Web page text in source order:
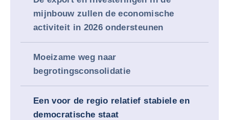
mijnbouw zullen de economische
activiteit in 2026 ondersteunen
Moeizame weg naar
begrotingsconsolidatie
Een voor de regio relatief stabiele en
democratische staat